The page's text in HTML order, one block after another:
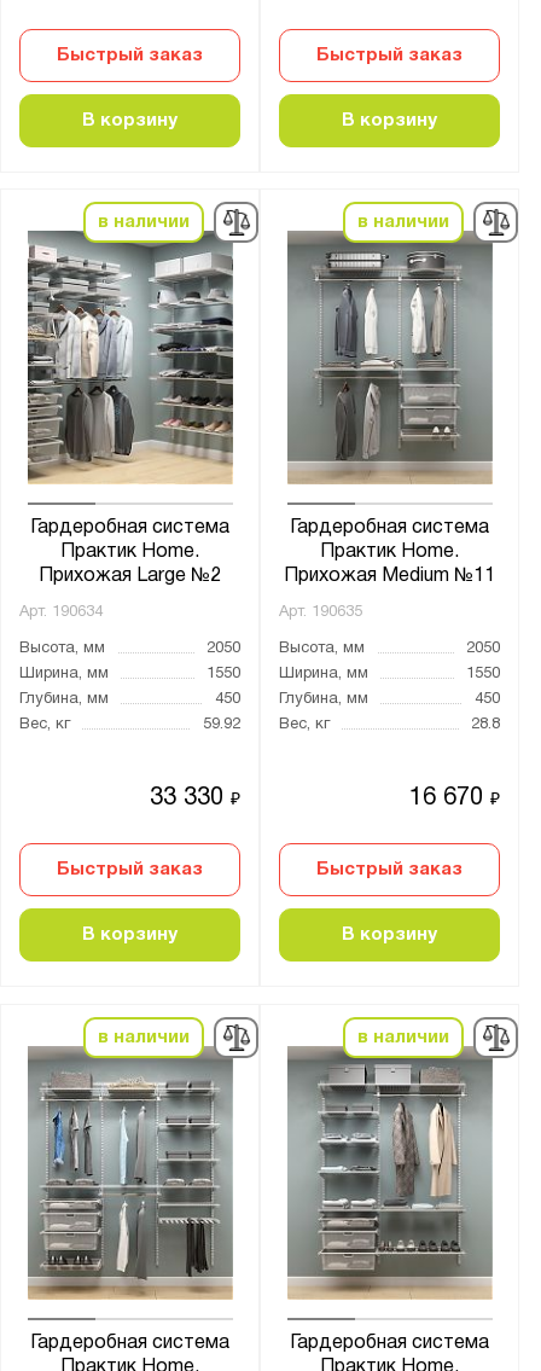
Быстрый заказ
В корзину
Быстрый заказ
В корзину
в наличии
Гардеробная система
Практик Home.
Прихожая Large №2
Арт. 190634
Высота, мм
2050
Ширина, мм
1550
Глубина, мм
450
Вес, кг
59.92
33 330₽
Быстрый заказ
В корзину
в наличии
Гардеробная система
Практик Home.
Прихожая Medium №11
Арт. 190635
Высота, мм
2050
Ширина, мм
1550
Глубина, мм
450
Вес, кг
28.8
16 670₽
Быстрый заказ
В корзину
в наличии
Гардеробная система
Практик Home.
в наличии
Гардеробная система
Практик Home.